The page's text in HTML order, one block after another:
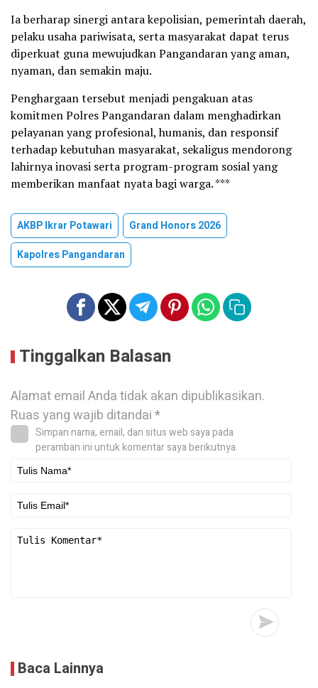
Ia berharap sinergi antara kepolisian, pemerintah daerah,
pelaku usaha pariwisata, serta masyarakat dapat terus
diperkuat guna mewujudkan Pangandaran yang aman,
nyaman, dan semakin maju.
Penghargaan tersebut menjadi pengakuan atas
komitmen Polres Pangandaran dalam menghadirkan
pelayanan yang profesional, humanis, dan responsif
terhadap kebutuhan masyarakat, sekaligus mendorong
lahirnya inovasi serta program-program sosial yang
memberikan manfaat nyata bagi warga. ***
AKBP Ikrar Potawari
Grand Honors 2026
Kapolres Pangandaran
Tinggalkan Balasan
Alamat email Anda tidak akan dipublikasikan.
Ruas yang wajib ditandai*
Simpan nama, email, dan situs web saya pada
peramban ini untuk komentar saya berikutnya.
Baca Lainnya